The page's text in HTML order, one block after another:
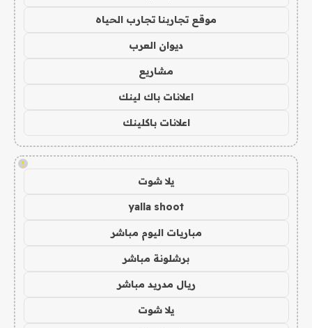
موقع تجاربنا تجارب الحياه
ديوان العرب
مشاريع
اعلانات باك لينك
اعلانات باكلينك
!
يلا شوت
yalla shoot
مباريات اليوم مباشر
برشلونة مباشر
ريال مدريد مباشر
يلا شوت